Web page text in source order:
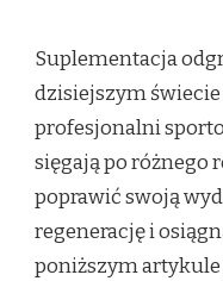
Suplementacja
dzisiejszym
profesjonalni
sięgają po różnego
poprawić swoją
regenerację i
poniższym